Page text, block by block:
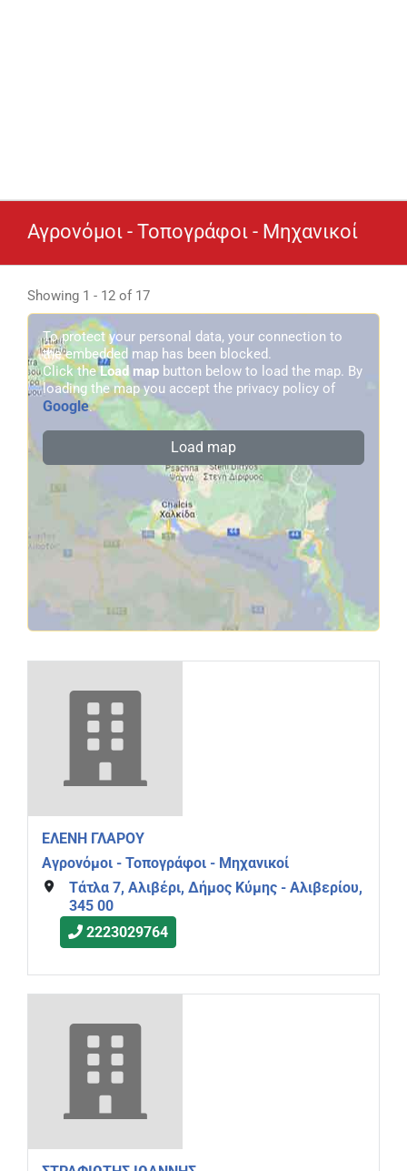
Αγρονόμοι - Τοπογράφοι - Μηχανικοί
Showing 1 - 12 of 17
ΕΛΕΝΗ ΓΛΑΡΟΥ
Αγρονόμοι - Τοπογράφοι - Μηχανικοί
Τάτλα 7, Αλιβέρι, Δήμος Κύμης - Αλιβερίου,
345 00
2223029764
To protect your personal data, your connection to
the embedded map has been blocked.
Click theLoad map button below to load the map. By
loading the map you accept the privacy policy of
Google.
Load map